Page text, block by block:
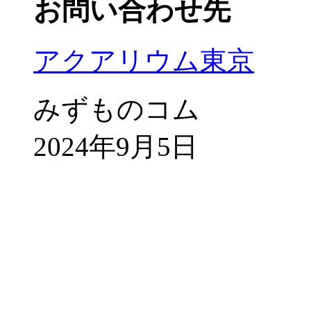
お問い合わせ先
アクアリウム東京
みずものコム
2024年9月5日